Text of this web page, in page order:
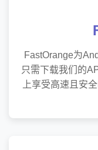
FastOrange为
只需下载我们的
上享受高速且安